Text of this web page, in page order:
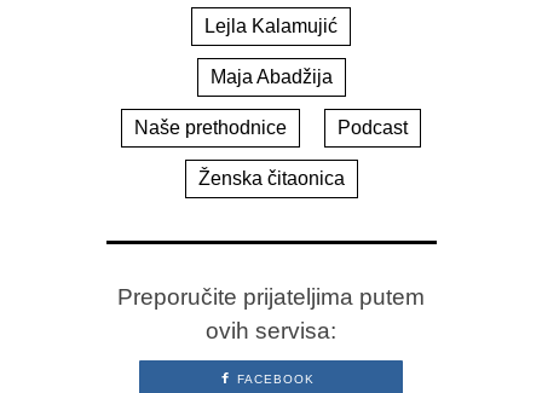
Lejla Kalamujić
Maja Abadžija
Naše prethodnice Podcast
Ženska čitaonica
Preporučite prijateljima putem
ovih servisa:
FACEBOOK